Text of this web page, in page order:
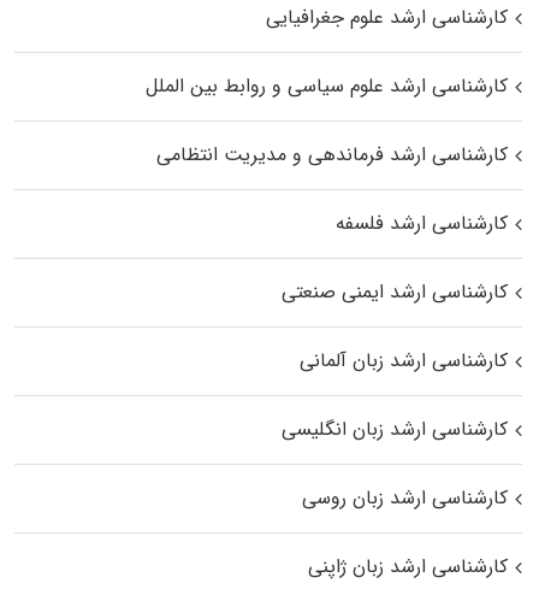
کارشناسی ارشد علوم جغرافیایی
کارشناسی ارشد علوم سیاسی و روابط بین الملل
کارشناسی ارشد فرماندهی و مدیریت انتظامی
کارشناسی ارشد فلسفه
کارشناسی ارشد ایمنی صنعتی
کارشناسی ارشد زبان آلمانی
کارشناسی ارشد زبان انگلیسی
کارشناسی ارشد زبان روسی
کارشناسی ارشد زبان ژاپنی